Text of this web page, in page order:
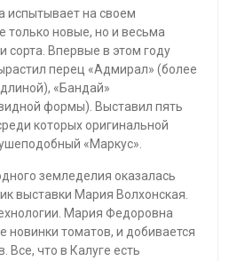
испытывает на своем
только новые, но и весьма
сорта. Впервые в этом году
перец «Адмирал» (более
«Бандай»
формы). Выставил пять
которых оригинальной
«Маркус».
земледелия оказалась
выставки Мария Волхонская.
Мария Федоровна
новинки томатов, и добивается
Все, что в Калуге есть